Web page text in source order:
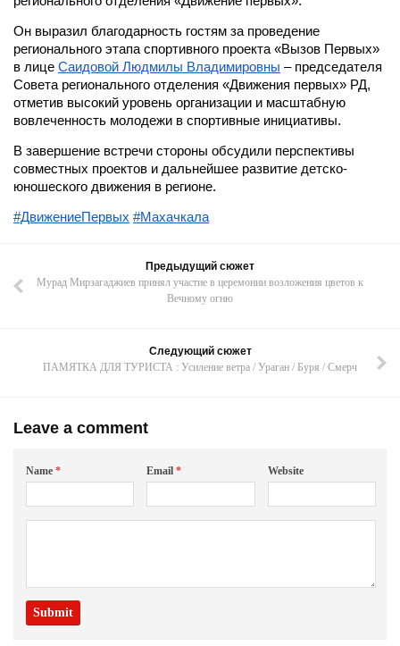
Он выразил благодарность гостям за проведение
регионального этапа спортивного проекта «Вызов Первых»
в лице Саидовой Людмилы Владимировны – председателя
Совета регионального отделения «Движения первых» РД,
отметив высокий уровень организации и масштабную
вовлеченность молодежи в спортивные инициативы.
В завершение встречи стороны обсудили перспективы
совместных проектов и дальнейшее развитие детско-
юношеского движения в регионе.
#ДвижениеПервых #Махачкала
Предыдущий сюжет
Мурад Мирзагаджиев принял участие в церемонии возложения цветов к
Вечному огню
Следующий сюжет
ПАМЯТКА ДЛЯ ТУРИСТА : Усиление ветра / Ураган / Буря / Смерч
Leave a comment
Name * Email* Website